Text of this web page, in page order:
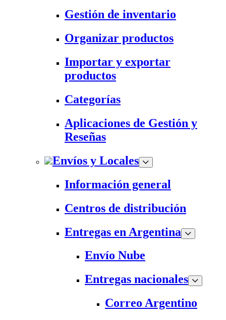
Gestión de inventario
Organizar productos
Importar y exportar
productos
Categorías
Aplicaciones de Gestión y
Reseñas
Envíos y Locales
Información general
Centros de distribución
Entregas en Argentina
Envío Nube
Entregas nacionales
Correo Argentino